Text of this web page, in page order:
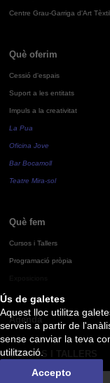
Ús de galetes
Aquest lloc utilitza
serveis a partir de
sense canviar la teva
utilització.
Accepto
Centre Grau-Garriga d'Art
Què oferim
Cessió d'espais
Suport a les entitats
Impuls a la creativitat
La Pua
Oficina Jove
Bar Bocamoll
Teatre Mira-sol
Què fem
Cursos i Tallers
Programació pròpia
Agenda
CURSOS I TALLERS